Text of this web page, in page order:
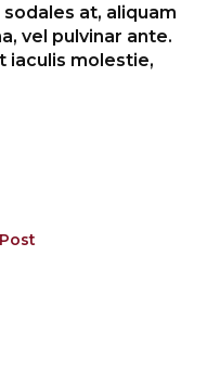
at, aliquam
vel pulvinar ante.
iaculis molestie,